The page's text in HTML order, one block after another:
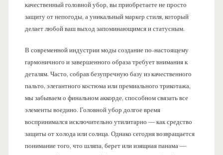
качественный головной убор, вы приобретаете не просто
защиту от непогоды, а уникальный маркер стиля, который
делает любой ваш выход запоминающимся и статусным.
В современной индустрии моды создание по-настоящему
гармоничного и завершенного образа требует внимания к
деталям. Часто, собрав безупречную базу из качественного
пальто, элегантного костюма или премиального трикотажа,
мы забываем о финальном аккорде, способном связать все
элементы воедино. Головной убор долгое время
воспринимался исключительно утилитарно — как средство
защиты от холода или солнца. Однако сегодня возвращается
понимание того, что шляпа, берет или изящная панама —